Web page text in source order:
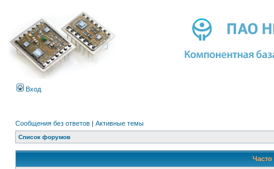
Вход
Сообщения без ответов | Активные темы
Список форумов